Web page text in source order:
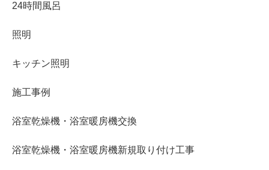
24時間風呂
照明
キッチン照明
施工事例
浴室乾燥機・浴室暖房機交換
浴室乾燥機・浴室暖房機新規取り付け工事